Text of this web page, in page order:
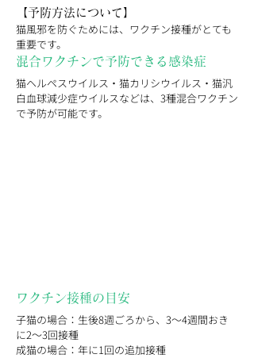
【予防方法について】
猫風邪を防ぐためには、ワクチン接種がとても
重要です。
混合ワクチンで予防できる感染症
猫ヘルペスウイルス・猫カリシウイルス・猫汎
白血球減少症ウイルスなどは、3種混合ワクチン
で予防が可能です。
ワクチン接種の目安
子猫の場合：生後8週ごろから、3〜4週間おき
に2〜3回接種
成猫の場合：年に1回の追加接種